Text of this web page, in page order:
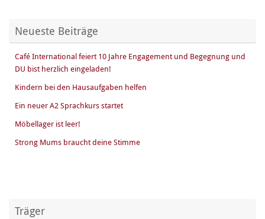
Neueste Beiträge
Café International feiert 10 Jahre Engagement und Begegnung und
DU bist herzlich eingeladen!
Kindern bei den Hausaufgaben helfen
Ein neuer A2 Sprachkurs startet
Möbellager ist leer!
Strong Mums braucht deine Stimme
Träger